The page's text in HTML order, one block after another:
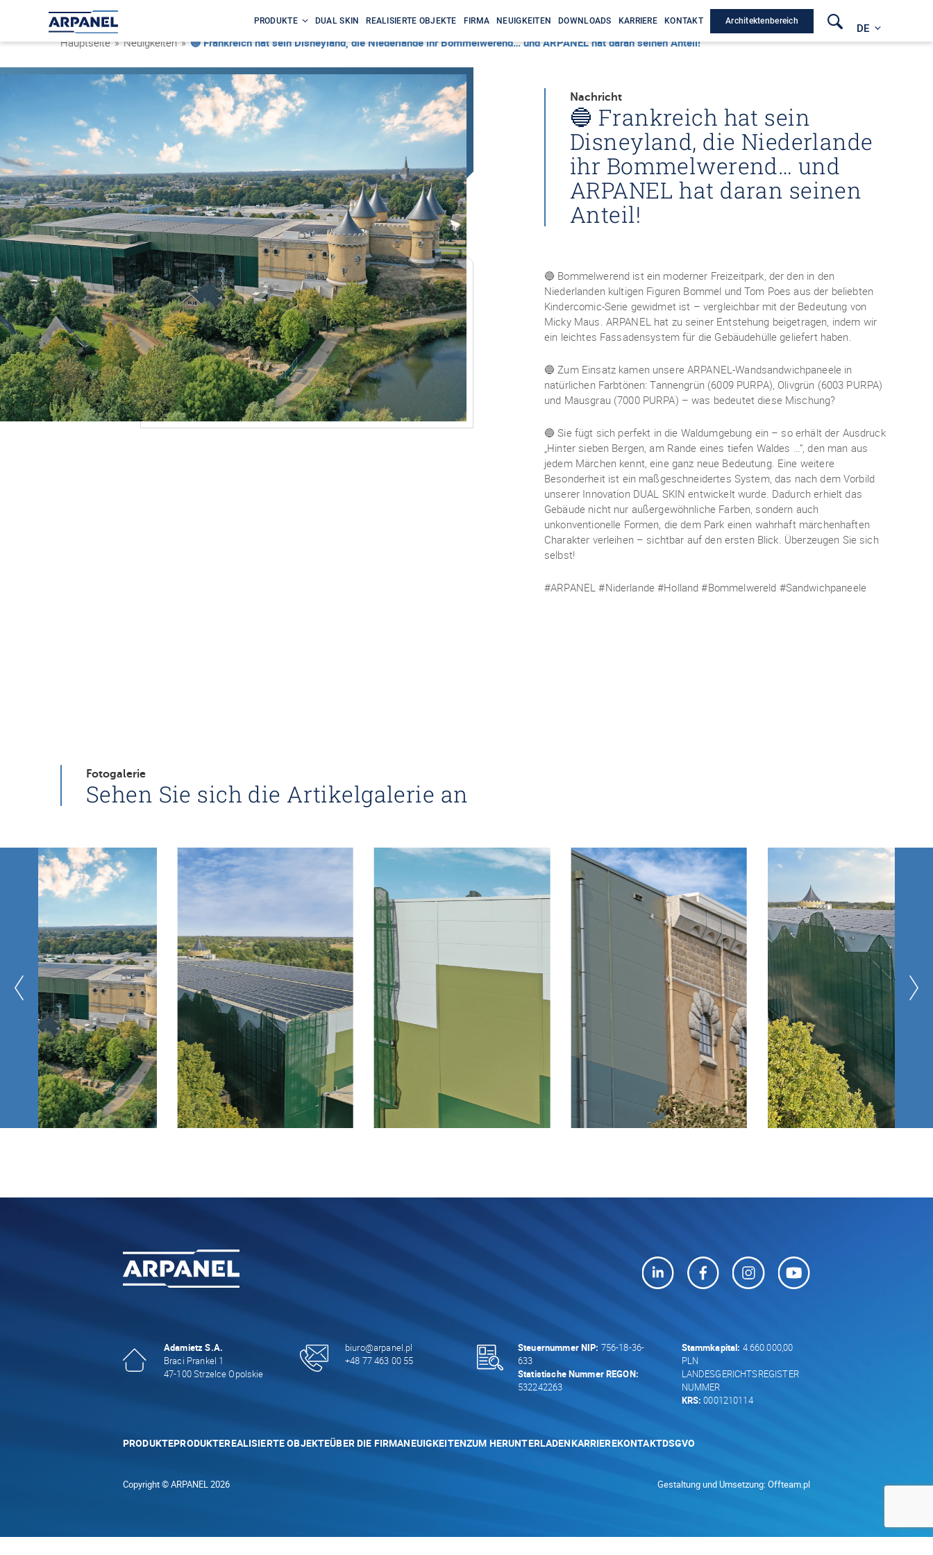
PRODUKTE DUAL SKIN REALISIERTE OBJEKTE FIRMA NEUIGKEITEN DOWNLOADS KARRIERE KONTAKT Architektenbereich
DE
Hauptseite » Neuigkeiten »🔵 Frankreich hat sein Disneyland, die Niederlande ihr Bommelwerend… und ARPANEL hat daran seinen Anteil!
Nachricht
🔵 Frankreich hat sein
Disneyland, die Niederlande
ihr Bommelwerend… und
ARPANEL hat daran seinen
Anteil!
🔵 Bommelwerend ist ein moderner Freizeitpark, der den in den
Niederlanden kultigen Figuren Bommel und Tom Poes aus der beliebten
Kindercomic‑Serie gewidmet ist – vergleichbar mit der Bedeutung von
Micky Maus. ARPANEL hat zu seiner Entstehung beigetragen, indem wir
ein leichtes Fassadensystem für die Gebäudehülle geliefert haben.
🔵 Zum Einsatz kamen unsere ARPANEL‑Wandsandwichpaneele in
natürlichen Farbtönen: Tannengrün (6009 PURPA), Olivgrün (6003 PURPA)
und Mausgrau (7000 PURPA) – was bedeutet diese Mischung?
🔵 Sie fügt sich perfekt in die Waldumgebung ein – so erhält der Ausdruck
„Hinter sieben Bergen, am Rande eines tiefen Waldes …“, den man aus
jedem Märchen kennt, eine ganz neue Bedeutung. Eine weitere
Besonderheit ist ein maßgeschneidertes System, das nach dem Vorbild
unserer Innovation DUAL SKIN entwickelt wurde. Dadurch erhielt das
Gebäude nicht nur außergewöhnliche Farben, sondern auch
unkonventionelle Formen, die dem Park einen wahrhaft märchenhaften
Charakter verleihen – sichtbar auf den ersten Blick. Überzeugen Sie sich
selbst!
#ARPANEL #Niderlande #Holland #Bommelwereld #Sandwichpaneele
Fotogalerie
Sehen Sie sich die Artikelgalerie an
Adamietz S.A.
Braci Prankel 1
47-100 Strzelce Opolskie
biuro@arpanel.pl
+48 77 463 00 55
Steuernummer NIP: 756-18-36-
633
Statistische Nummer REGON:
532242263
Stammkapital: 4.660.000,00
PLN
LANDESGERICHTSREGISTER
NUMMER
KRS: 0001210114
PRODUKTEPRODUKTEREALISIERTE OBJEKTEÜBER DIE FIRMANEUIGKEITENZUM HERUNTERLADENKARRIEREKONTAKTDSGVO
Copyright © ARPANEL 2026 Gestaltung und Umsetzung:Offteam.pl